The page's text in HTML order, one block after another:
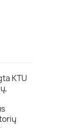
KTU